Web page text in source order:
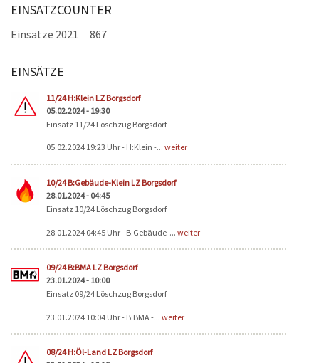
EINSATZCOUNTER
Einsätze 2021 867
EINSÄTZE
11/24 H:Klein LZ Borgsdorf
05.02.2024 - 19:30
Einsatz 11/24 Löschzug Borgsdorf
05.02.2024 19:23 Uhr - H:Klein -... weiter
10/24 B:Gebäude-Klein LZ Borgsdorf
28.01.2024 - 04:45
Einsatz 10/24 Löschzug Borgsdorf
28.01.2024 04:45 Uhr - B:Gebäude-... weiter
09/24 B:BMA LZ Borgsdorf
23.01.2024 - 10:00
Einsatz 09/24 Löschzug Borgsdorf
23.01.2024 10:04 Uhr - B:BMA -... weiter
08/24 H:Öl-Land LZ Borgsdorf
Seiten